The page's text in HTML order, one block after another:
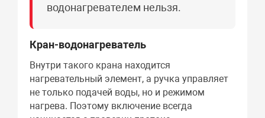
водонагревателем нельзя.
Кран-водонагреватель
Внутри такого крана находится
нагревательный элемент, а ручка управляет
не только подачей воды, но и режимом
нагрева. Поэтому включение всегда